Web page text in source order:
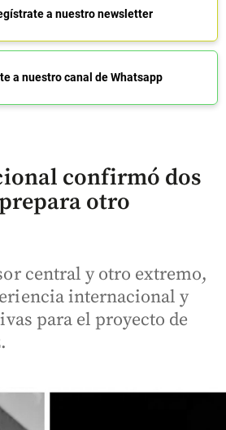
a nuestro newsletter
a nuestro canal de Whatsapp
confirmó dos
otro
central y otro extremo,
internacional y
para el proyecto de